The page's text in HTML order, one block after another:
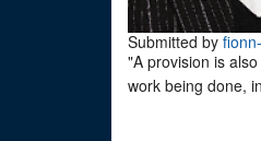
Submitted by
"A provision is
work being done,